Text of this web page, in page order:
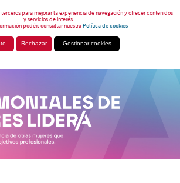
para mejorar la experiencia de navegación y ofrecer contenidos
y servicios de interés.
podéis consultar nuestraPolítica de cookies
Rechazar Gestionar cookies